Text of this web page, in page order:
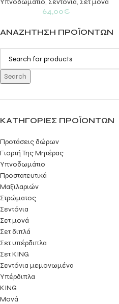
ΑΝΑΖΉΤΗΣΗ ΠΡΟΪΌΝΤΩΝ
Search
ΚΑΤΗΓΟΡΊΕΣ ΠΡΟΪΌΝΤΩΝ
Προτάσεις δώρων
Γιορτή Της Μητέρας
Υπνοδωμάτιο
Προστατευτικά
Μαξιλαριών
Στρώματος
Σεντόνια
Σετ μονά
Σετ διπλά
Σετ υπέρδιπλα
Σετ KING
Σεντόνια μεμονωμένα
Υπέρδιπλα
KING
Μονά
Υπνοδωμάτιο, Σεντόνια, Σετ μονά
64,00€